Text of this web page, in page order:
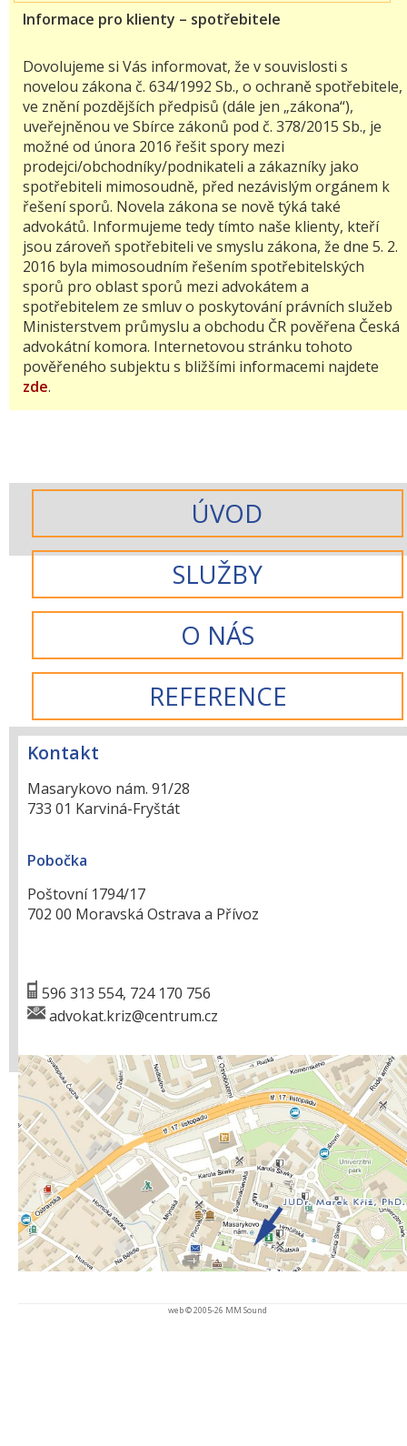
Informace pro klienty – spotřebitele
Dovolujeme si Vás informovat, že v souvislosti s
novelou zákona č. 634/1992 Sb., o ochraně spotřebitele,
ve znění pozdějších předpisů (dále jen „zákona“),
uveřejněnou ve Sbírce zákonů pod č. 378/2015 Sb., je
možné od února 2016 řešit spory mezi
prodejci/obchodníky/podnikateli a zákazníky jako
spotřebiteli mimosoudně, před nezávislým orgánem k
řešení sporů. Novela zákona se nově týká také
advokátů. Informujeme tedy tímto naše klienty, kteří
jsou zároveň spotřebiteli ve smyslu zákona, že dne 5. 2.
2016 byla mimosoudním řešením spotřebitelských
sporů pro oblast sporů mezi advokátem a
spotřebitelem ze smluv o poskytování právních služeb
Ministerstvem průmyslu a obchodu ČR pověřena Česká
advokátní komora. Internetovou stránku tohoto
pověřeného subjektu s bližšími informacemi najdete
zde.
ÚVOD
SLUŽBY
O NÁS
REFERENCE
Kontakt
Masarykovo nám. 91/28
733 01 Karviná-Fryštát
Pobočka
Poštovní 1794/17
702 00 Moravská Ostrava a Přívoz
596 313 554, 724 170 756
advokat.kriz@centrum.cz
web © 2005-26 MM Sound